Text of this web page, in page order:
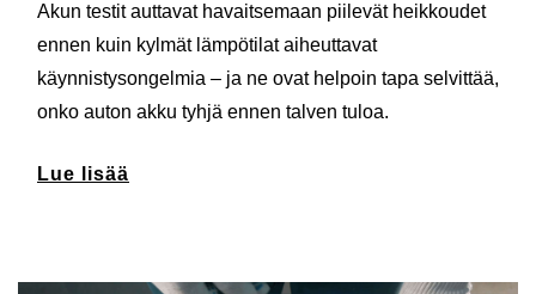
Akun testit auttavat havaitsemaan piilevät heikkoudet
ennen kuin kylmät lämpötilat aiheuttavat
käynnistysongelmia – ja ne ovat helpoin tapa selvittää,
onko auton akku tyhjä ennen talven tuloa.
Lue lisää